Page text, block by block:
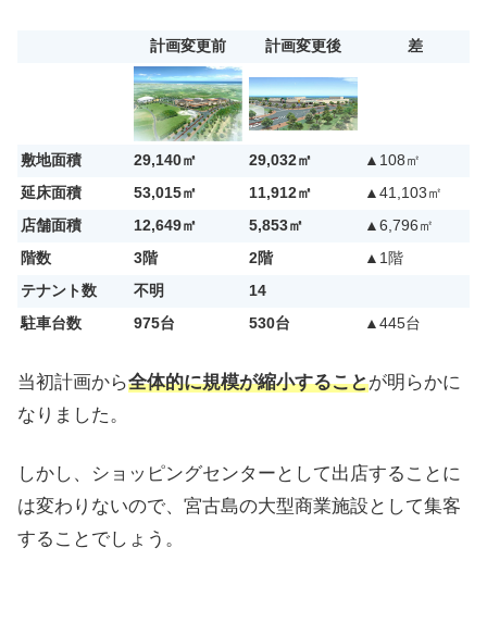
計画変更前 計画変更後 差
敷地面積 29,140㎡ 29,032㎡
▲108㎡
延床面積
53,015㎡ 11,912㎡
▲41,103㎡
店舗面積
12,649㎡ 5,853㎡
▲6,796㎡
階数
3階 2階
▲1階
テナント数
不明
14
駐車台数
975台 530台 ▲445台
当初計画から全体的に規模が縮小することが明らかに
なりました。
しかし、ショッピングセンターとして出店することに
は変わりないので、宮古島の大型商業施設として集客
することでしょう。